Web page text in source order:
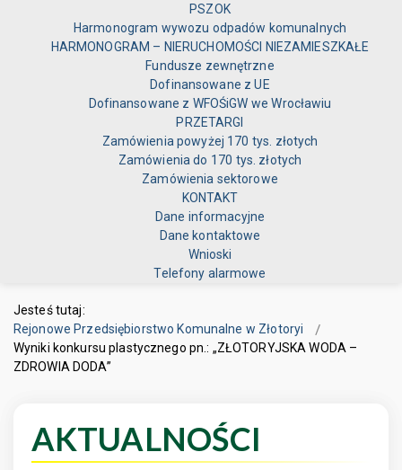
PSZOK
Harmonogram wywozu odpadów komunalnych
HARMONOGRAM – NIERUCHOMOŚCI NIEZAMIESZKAŁE
Fundusze zewnętrzne
Dofinansowane z UE
Dofinansowane z WFOŚiGW we Wrocławiu
PRZETARGI
Zamówienia powyżej 170 tys. złotych
Zamówienia do 170 tys. złotych
Zamówienia sektorowe
KONTAKT
Dane informacyjne
Dane kontaktowe
Wnioski
Telefony alarmowe
Jesteś tutaj:
Rejonowe Przedsiębiorstwo Komunalne w Złotoryi
Wyniki konkursu plastycznego pn.: „ZŁOTORYJSKA WODA –
ZDROWIA DODA”
AKTUALNOŚCI